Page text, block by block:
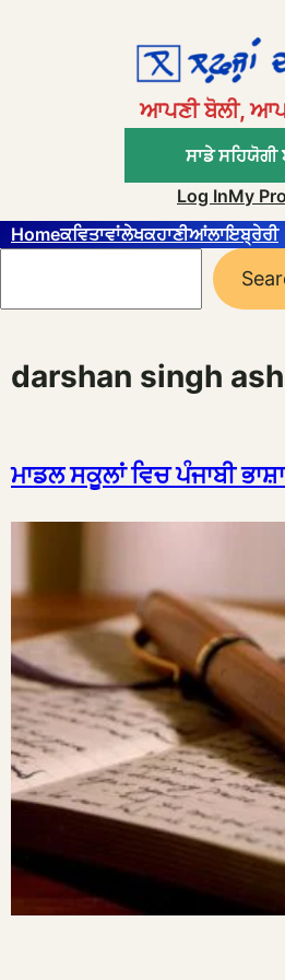
ਆਪਣੀ ਬੋਲੀ,
ਸਾਡੇ ਸਹਿਯੋਗੀ
Log InMy
Homeਕਵਿਤਾਵਾਂਲੇਖਕਹਾਣੀਆਂਲਾਇਬ੍ਰੇਰੀ
darshan singh
ਮਾਡਲ ਸਕੂਲਾਂ ਵਿਚ ਪੰਜਾਬੀ